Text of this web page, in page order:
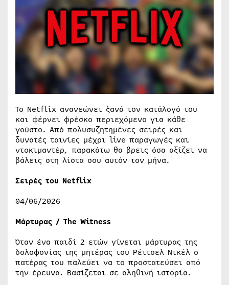
Το Netflix ανανεώνει ξανά τον κατάλογό του
και φέρνει φρέσκο περιεχόμενο για κάθε
γούστο. Από πολυσυζητημένες σειρές και
δυνατές ταινίες μέχρι live παραγωγές και
ντοκιμαντέρ, παρακάτω θα βρεις όσα αξίζει να
βάλεις στη λίστα σου αυτόν τον μήνα.
Σειρές του Netflix
04/06/2026
Μάρτυρας / The Witness
Όταν ένα παιδί 2 ετών γίνεται μάρτυρας της
δολοφονίας της μητέρας του Ρέιτσελ Νικέλ ο
πατέρας του παλεύει να το προστατεύσει από
την έρευνα. Βασίζεται σε αληθινή ιστορία.